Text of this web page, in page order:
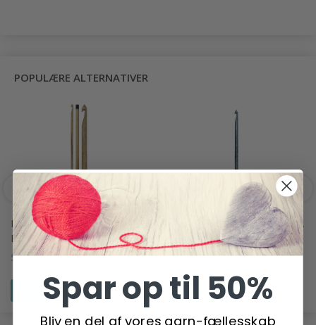
POPULÆRE ALTERNATIVER
LYKKE HÆKLENÅL
DRIFTWOOD, 15 CM
56,95 DKK
Se produktet
LYKKE HÆKLENÅL INDIGO,
15 CM
56,95 DKK
Se produktet
Spar op til 50%
Bliv en del af vores garn-fællesskab